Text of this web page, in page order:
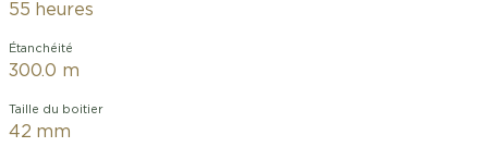
55 heures
Étanchéité
300.0 m
Taille du boitier
42 mm